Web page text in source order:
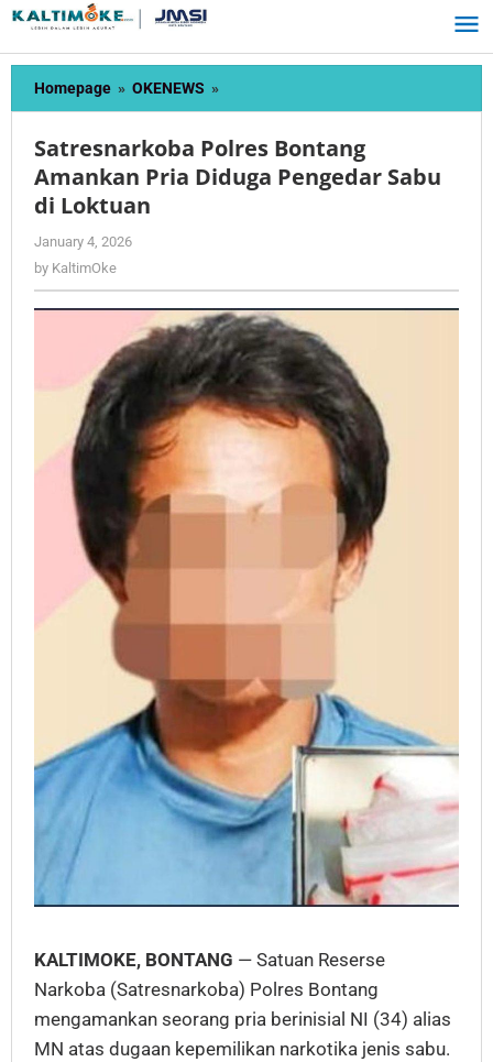
Skip
content
Homepage » OKENEWS »
Polres
Amankan
Pria
Loktuan
Satresnarkoba Polres Bontang
Amankan Pria Diduga Pengedar Sabu
di Loktuan
January 4, 2026
by KaltimOke
KALTIMOKE, BONTANG — Satuan Reserse
Narkoba (Satresnarkoba) Polres Bontang
mengamankan seorang pria berinisial NI (34) alias
MN atas dugaan kepemilikan narkotika jenis sabu.